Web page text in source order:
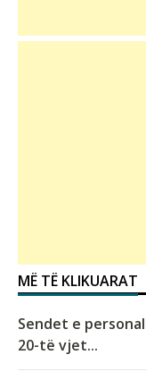
MË TË KLIKUARAT
Sendet e
20-të vjet...